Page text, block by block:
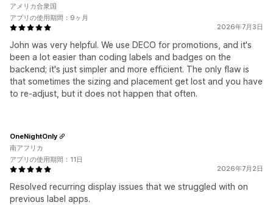
2026年7月3日
John was very helpful. We use DECO for promotions, and it's
been a lot easier than coding labels and badges on the
backend; it's just simpler and more efficient. The only flaw is
that sometimes the sizing and placement get lost and you have
to re-adjust, but it does not happen that often.
アメリカ合衆国
アプリの使用期間：9ヶ月
2026年7月2日
Resolved recurring display issues that we struggled with on
previous label apps.
OneNightOnly
南アフリカ
アプリの使用期間：11日